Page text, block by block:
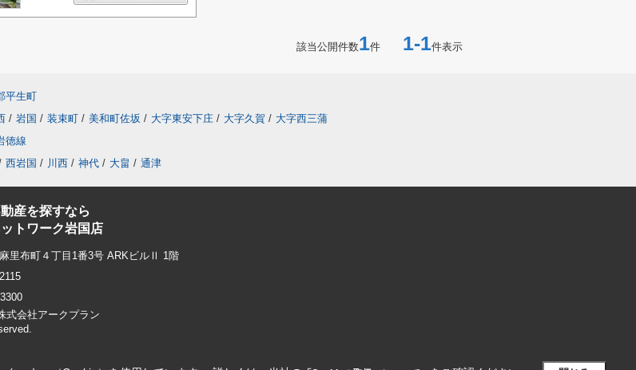
該当公開件数1件 1-1件表示
平生町
/ 岩国 / 装束町 / 美和町佐坂 / 大字東安下庄 / 大字久賀 / 大字西三蒲
徳線
西岩国 / 川西 / 神代 / 大畠 / 通津
産を探すなら
トワーク岩国店
里布町４丁目1番3号 ARKビルⅡ 1階
式会社アークプラン